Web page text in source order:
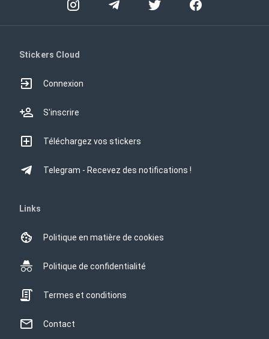
Stickers Cloud
Connexion
S'inscrire
Téléchargez vos stickers
Telegram - Recevez des notifications !
Links
Politique en matière de cookies
Politique de confidentialité
Termes et conditions
Contact